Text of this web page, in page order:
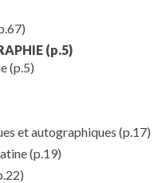
(p.5)
(p.5)
et autographiques (p.17)
(p.19)